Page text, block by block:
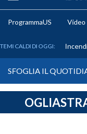
METEO
CRONACA SARDEGNA
ProgrammaUS Video
TEMI CALDI DI OGGI:
SFOGLIA IL